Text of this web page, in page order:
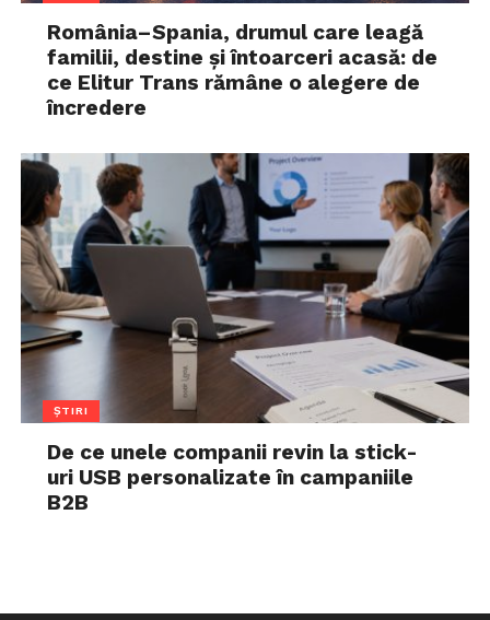
România–Spania, drumul care leagă
familii, destine și întoarceri acasă: de
ce Elitur Trans rămâne o alegere de
încredere
ȘTIRI
De ce unele companii revin la stick-
uri USB personalizate în campaniile
B2B